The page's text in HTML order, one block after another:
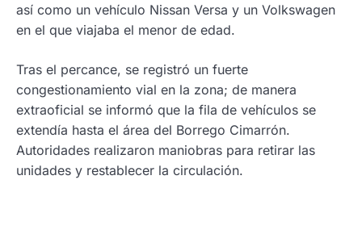
así como un vehículo Nissan Versa y un Volkswagen
en el que viajaba el menor de edad.
Tras el percance, se registró un fuerte
congestionamiento vial en la zona; de manera
extraoficial se informó que la fila de vehículos se
extendía hasta el área del Borrego Cimarrón.
Autoridades realizaron maniobras para retirar las
unidades y restablecer la circulación.